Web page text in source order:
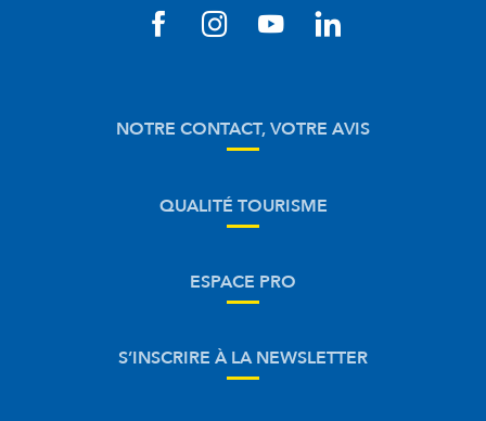
NOTRE CONTACT, VOTRE AVIS
QUALITÉ TOURISME
ESPACE PRO
S’INSCRIRE À LA NEWSLETTER